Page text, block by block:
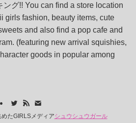
グ!! You can find a store location
girls fashion, beauty items, cute
and also find a pop cafe and
(featuring new arrival squishies,
goods in popular among
たGIRLSメディアシュウシュウガール